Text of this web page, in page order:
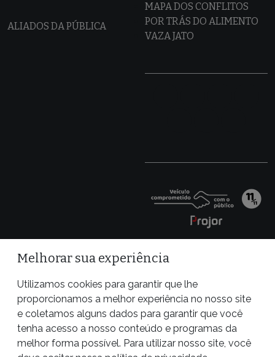
ALIADOS DA PÚBLICA
MAPA DOS CONFLITOS
POR TRÁS DO ALIMENTO
VAZA JATO
Site desenvolvido por
Melhorar sua experiência
Utilizamos cookies para garantir que lhe
proporcionamos a melhor experiência no nosso site
e coletamos alguns dados para garantir que você
tenha acesso a nosso conteúdo e programas da
melhor forma possível. Para utilizar nosso site, você